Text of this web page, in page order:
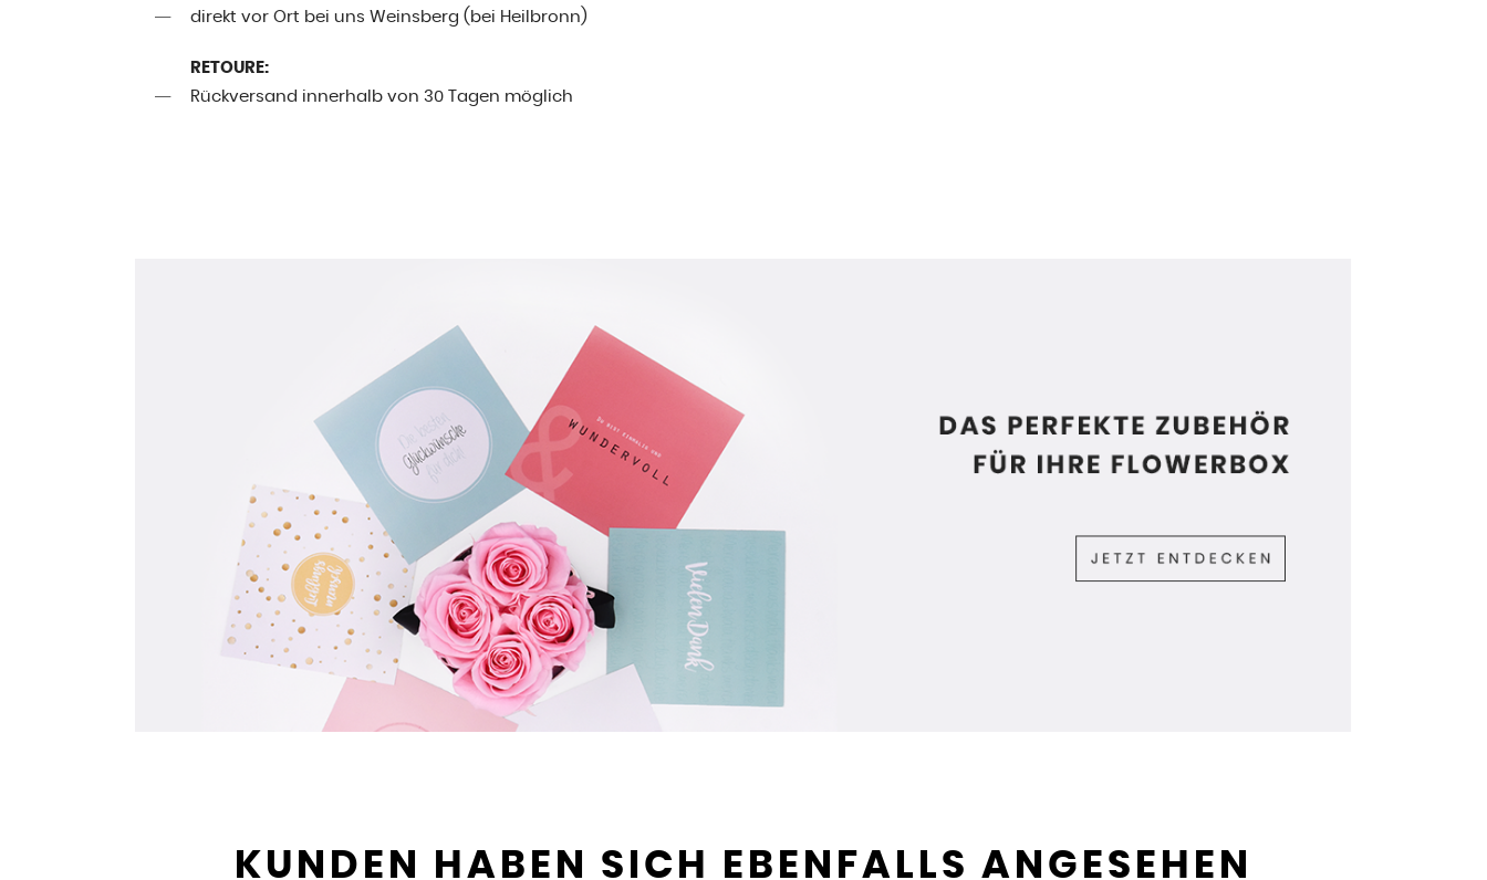
direkt vor Ort bei uns Weinsberg (bei Heilbronn)
RETOURE:
Rückversand innerhalb von 30 Tagen möglich
KUNDEN HABEN SICH EBENFALLS ANGESEHEN